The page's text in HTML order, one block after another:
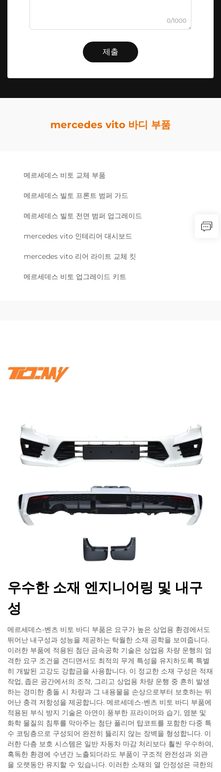
0/1000
제출
mercedes vito 바디 부품
메르세데스 비토 교체 부품
메르세데스 빌토 프론트 범퍼 가드
메르세데스 빌토 전면 범퍼 업그레이드
mercedes vito 인테리어 대시보드
mercedes vito 리어 라이트 교체 킷
메르세데스 비토 업그레이드 키트
우수한 소재 엔지니어링 및 내구
성
메르세데스-벤츠 비토 바디 부품은 요구가 높은 상업용 환경에서도
뛰어난 내구성과 성능을 제공하는 탁월한 소재 공학을 보여줍니다.
이러한 부품에 적용된 첨단 금속공학 기술은 상업용 차량 운행의 엄
격한 요구 조건을 견디면서도 최적의 무게 특성을 유지하도록 특별
히 개발된 고강도 강합금을 사용합니다. 이 정교한 소재 구성은 적재
작업, 좁은 공간에서의 조작, 그리고 상업용 차량 운행 중 흔히 발생
하는 경미한 충돌 시 차량과 그 내용물을 손상으로부터 보호하는 뛰
어난 충격 저항성을 제공합니다. 메르세데스-벤츠 비토 바디 부품에
적용된 부식 방지 기술은 아연이 풍부한 프라이머와 습기, 염분 및
화학 물질의 침투를 막아주는 첨단 폴리머 탑코트를 포함한 다중 특
수 코팅층으로 구성되어 완전히 뚫리지 않는 장벽을 형성합니다. 이
러한 다층 보호 시스템은 일반 자동차 마감 처리보다 훨씬 우수하여,
혹독한 환경에 수년간 노출되더라도 부품이 구조적 완전성과 외관
을 오랫동안 유지할 수 있습니다. 이러한 소재의 열 안정성은 극한의